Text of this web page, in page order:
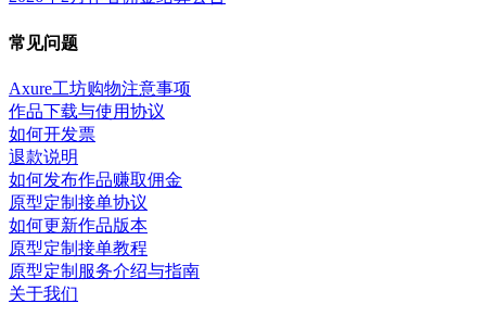
常见问题
Axure工坊购物注意事项
作品下载与使用协议
如何开发票
退款说明
如何发布作品赚取佣金
原型定制接单协议
如何更新作品版本
原型定制接单教程
原型定制服务介绍与指南
关于我们